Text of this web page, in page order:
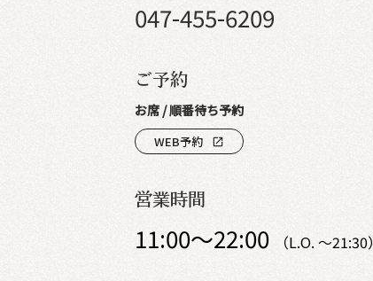
047-455-6209
ご予約
お席 / 順番待ち予約
WEB予約 open_in_new
営業時間
11:00～22:00 （L.O. ～21:30）